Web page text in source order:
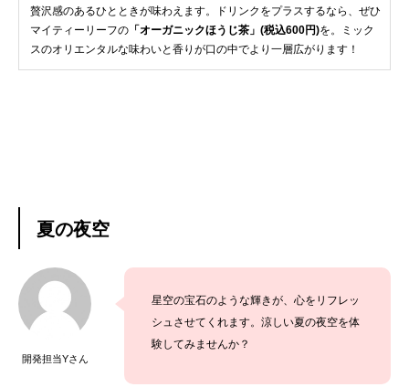
贅沢感のあるひとときが味わえます。ドリンクをプラスするなら、ぜひ
マイティーリーフの 「オーガニックほうじ茶」(税込600円)を。ミック
スのオリエンタルな味わいと香りが口の中でより一層広がります！
夏の夜空
開発担当Yさん
星空の宝石のような輝きが、心をリフレッ
シュさせてくれます。涼しい夏の夜空を体
験してみませんか？